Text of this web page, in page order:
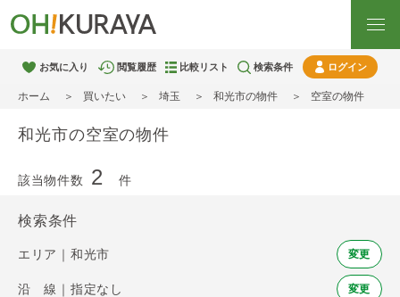
お気に入り 閲覧履歴 比較リスト 検索条件 ログイン
ホーム 買いたい 埼玉 和光市の物件 空室の物件
和光市の空室の物件
該当物件数 2 件
検索条件
エリア｜和光市 変更
沿 線｜指定なし 変更